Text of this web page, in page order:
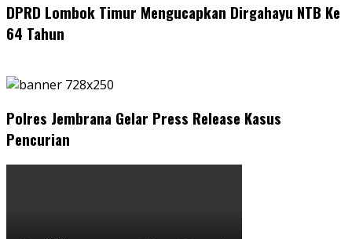
DPRD Lombok Timur Mengucapkan Dirgahayu NTB Ke
64 Tahun
Polres Jembrana Gelar Press Release Kasus
Pencurian